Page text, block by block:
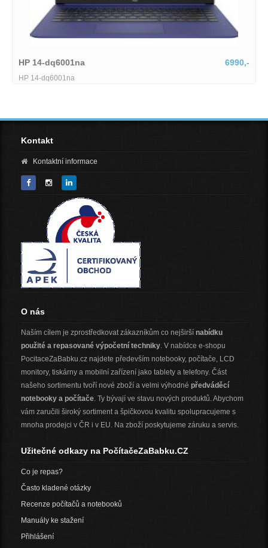
HP 14-dq6001na 6990,-
HP 14-dq6001na
Kontakt
Kontaktní informace
O nás
Naším cílem je zprostředkovat zákazníkům co nejširší nabídku
použité a repasované výpočetní techniky. V nabídce e-shopu
PocitaceZaBabku.cz najdete především notebooky, počítače, LCD
monitory, tiskárny a mobilní zařízení jako tablety a telefony. Část
našeho sortimentu tvoří nové zboží a velmi výhodné předváděcí
notebooky a počítače. Ty bývají ve stavu nových produktů. Abychom
vám zaručili široký sortiment a špičkovou kvalitu spolupracujeme s
mnoha prodejci v ČR i v EU. Na zboží poskytujeme záruku a servis.
Užitečné odkazy na PočítačeZaBabku.CZ
Co je repas?
Často kladené otázky
Recenze počítačů a notebooků
Manuály ke stažení
Přihlášení